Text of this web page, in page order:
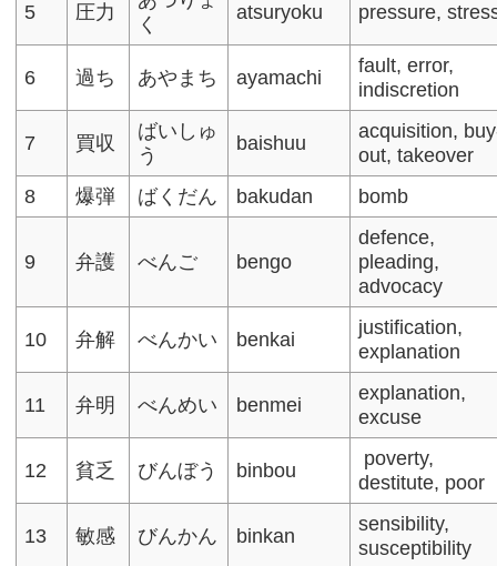
5 圧力
く
atsuryoku pressure,
6 過ち あやまち ayamachi
fault, error,
indiscretion
7 買収
ばいしゅ
う
baishuu
acquisition,
out, takeover
8
爆弾 ばくだん bakudan bomb
9 弁護 べんご bengo
defence,
pleading,
advocacy​
10 弁解 べんかい benkai
justification,
explanation
11 弁明 べんめい benmei
explanation,
excuse
12 貧乏 びんぼう binbou
poverty,
destitute, poor​
13 敏感 びんかん binkan
sensibility,
susceptibility